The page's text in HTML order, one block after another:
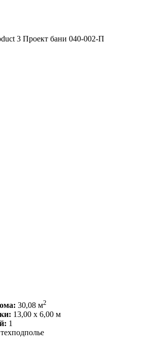
3 Проект бани 040-002-П
30,08 м2
13,00 x 6,00 м
1
техподполье